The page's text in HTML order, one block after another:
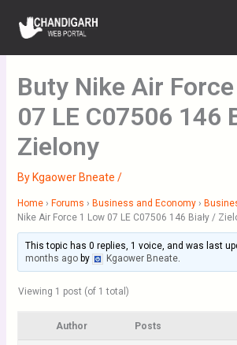
content
Buty Nike Air
07 LE C07506 146
Zielony
By Kgaower Bneate /
Home › Forums › Business and Economy ›
Nike Air Force 1 Low 07 LE C07506 146 Biały /
This topic has 0 replies, 1 voice, and was last
months agoby Kgaower Bneate.
Viewing 1 post (of 1 total)
Author Posts